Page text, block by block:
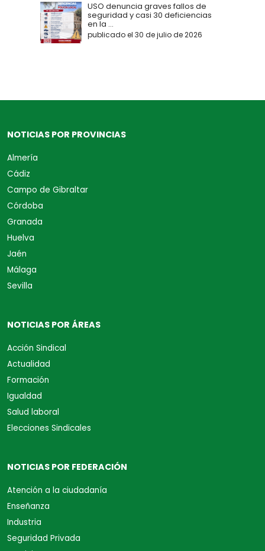
USO denuncia graves fallos de
seguridad y casi 30 deficiencias
en la ...
publicado el 30 de julio de 2026
NOTICIAS POR PROVINCIAS
Almería
Cádiz
Campo de Gibraltar
Córdoba
Granada
Huelva
Jaén
Málaga
Sevilla
NOTICIAS POR ÁREAS
Acción Sindical
Actualidad
Formación
Igualdad
Salud laboral
Elecciones Sindicales
NOTICIAS POR FEDERACIÓN
Atención a la ciudadanía
Enseñanza
Industria
Seguridad Privada